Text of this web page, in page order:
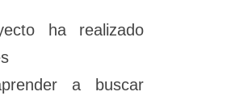
ha realizado
a buscar